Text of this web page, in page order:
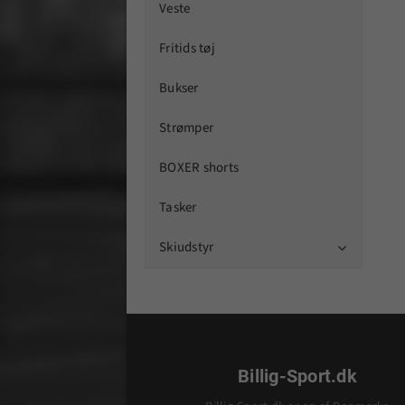
Veste
Fritids tøj
Bukser
Strømper
BOXER shorts
Tasker
Skiudstyr 
Billig-Sport.dk